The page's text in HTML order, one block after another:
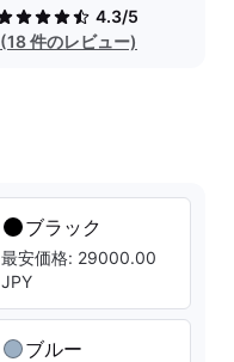
4.3/5
(18 件のレビュー)
ブラック
最安価格: 29000.00
JPY
ブルー